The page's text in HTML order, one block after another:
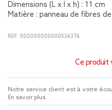
Dimensions (L x l x h) : 11 cm
Matière : panneau de fibres
REF. 000000000000536376
Ce produit
Notre service client est à votre
En savoir plus...